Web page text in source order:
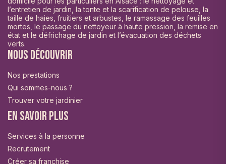
l’entretien de jardin, la tonte et la scarification de pelouse, la
taille de haies, fruitiers et arbustes, le ramassage des feuilles
mortes, le passage du nettoyeur à haute pression, la remise en
état et le défrichage de jardin et l’évacuation des déchets
verts.
Nous découvrir
Nos prestations
Qui sommes-nous ?
Trouver votre jardinier
En savoir plus
Services à la personne
Recrutement
Créer sa franchise